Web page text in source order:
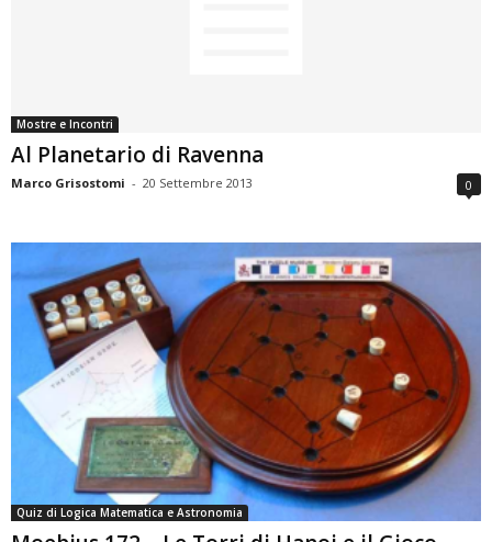
Mostre e Incontri
Al Planetario di Ravenna
Marco Grisostomi - 20 Settembre 2013 0
Quiz di Logica Matematica e Astronomia